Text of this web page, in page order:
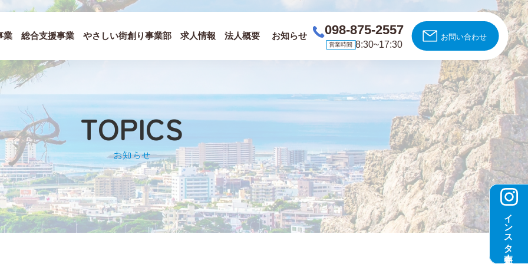
098-875-2557
営業時間 8:30~17:30
業 総合支援事業 やさしい街創り事業部 求人情報 法人概要 お知らせ お問い合わせ
インスタ更新中！
TOPICS
お知らせ